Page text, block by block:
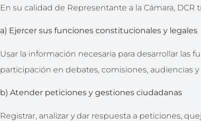
En su calidad de Representante a la Cámara, DCR
a) Ejercer sus funciones constitucionales y legales
Usar la información necesaria para desarrollar las
participación en debates, comisiones, audiencias
b) Atender peticiones y gestiones ciudadanas
Registrar, analizar y dar respuesta a peticiones,